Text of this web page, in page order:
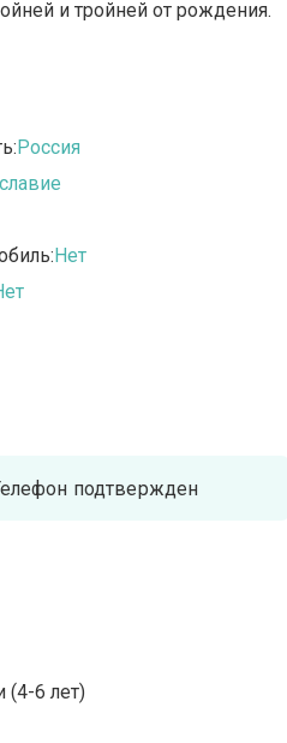
и тройней от рождения.
Россия
Нет
подтвержден
6 лет)